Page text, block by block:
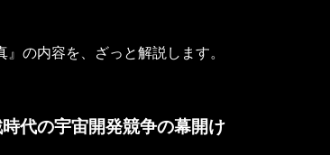
の内容を、ざっと解説します。
代の宇宙開発競争の幕開け